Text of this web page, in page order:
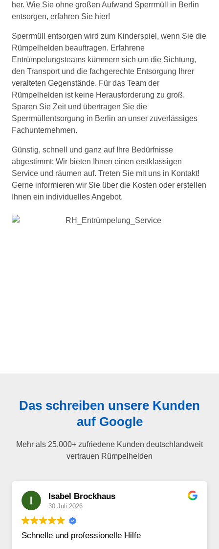
her. Wie Sie ohne großen Aufwand Sperrmüll in Berlin
entsorgen, erfahren Sie hier!
Sperrmüll entsorgen wird zum Kinderspiel, wenn Sie die
Rümpelhelden beauftragen. Erfahrene
Entrümpelungsteams kümmern sich um die Sichtung,
den Transport und die fachgerechte Entsorgung Ihrer
veralteten Gegenstände. Für das Team der
Rümpelhelden ist keine Herausforderung zu groß.
Sparen Sie Zeit und übertragen Sie die
Sperrmüllentsorgung in Berlin an unser zuverlässiges
Fachunternehmen.
Günstig, schnell und ganz auf Ihre Bedürfnisse
abgestimmt: Wir bieten Ihnen einen erstklassigen
Service und räumen auf. Treten Sie mit uns in Kontakt!
Gerne informieren wir Sie über die Kosten oder erstellen
Ihnen ein individuelles Angebot.
Das schreiben unsere Kunden
auf Google
Mehr als 25.000+ zufriedene Kunden deutschlandweit
vertrauen Rümpelhelden
Isabel Brockhaus
30 Juli 2026
Schnelle und professionelle Hilfe